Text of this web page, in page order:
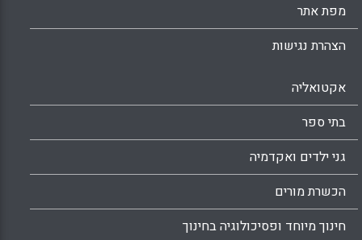
מפת אתר
הצהרת נגישות
אקטואליה
בתי ספר
גני ילדים ואקדמיה
הכשרת מורים
חינוך מיוחד ופסיכולוגיה בחינוך